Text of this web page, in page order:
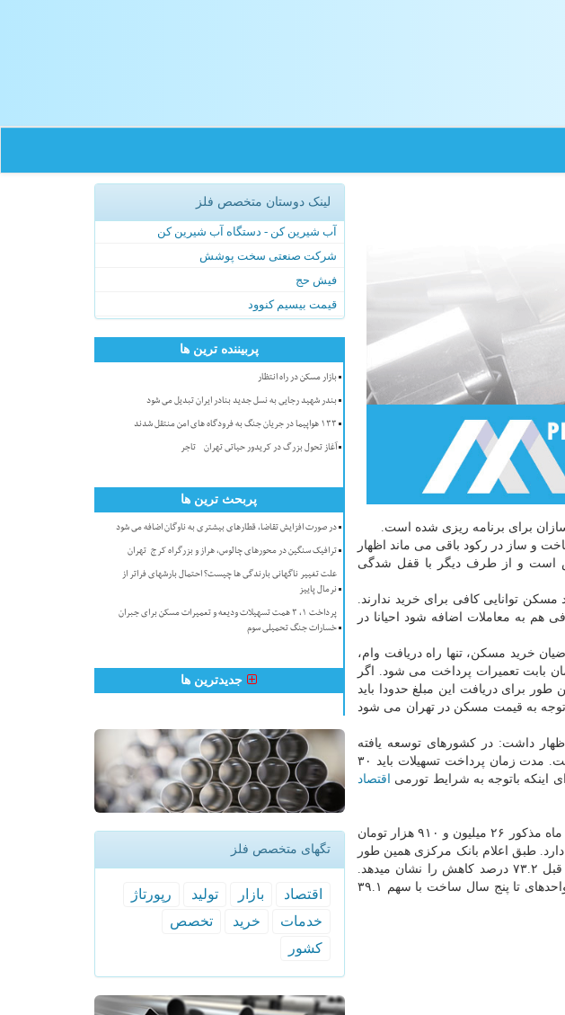
برای برنامه ریزی شده است.
و ساز در رکود باقی می ماند اظهار
است و از طرف دیگر با قفل شدگی
توانایی کافی برای خرید ندارند.
به معاملات اضافه شود احیانا در
خرید مسکن، تنها راه دریافت وام،
که در تهران به هر نفر ۱۰۰ میلیون تومان به اضافه ۴۰ میلیون تومان بابت تعمیرات پرداخت می شود. اگر
می شود. همین طور برای دریافت این مبلغ حدودا باید
را می گیرد که عملا باتوجه به قیمت مسکن در تهران می شود
داشت: در کشورهای توسعه یافته
تسهیلات پرداخت می شود اما الان در ایران قابل اجرا نیست. مدت زمان پرداخت تسهیلات باید ۳۰
اینکه باتوجه به شرایط تورمی
اقتصاد
برمبنای معاملات ماه مذکور ۲۶ میلیون و ۹۱۰ هزار تومان
و ماه مشابه سال قبل ۱.۱ درصد کاهش و ۹۸.۹ درصد افزایش دارد. طبق اعلام بانک مرکزی همین طور
تعداد معاملات انجام شده در آذرماه سال ۱۳۹۹ حدود ۲.۶ هزار فقره بود که نسبت به ماه مشابه سال قبل ۷۳.۲ درصد کاهش را نشان میدهد.
بررسی توزیع تعداد واحدهای مسکونی معامله شده در شهر تهران به تفکیک عمر بنا حاکی از آنست که واحدهای تا پنج سال ساخت با سهم ۳۹.۱
لینک دوستان متخصص فلز
آب شیرین کن - دستگاه آب شیرین کن
شرکت صنعتی سخت پوشش
فیش حج
قیمت بیسیم کنوود
پربیننده ترین ها
بازار مسکن در راه انتظار
بندر شهید رجایی به نسل جدید بنادر ایران تبدیل می شود
۱۳۳ هواپیما در جریان جنگ به فرودگاه های امن منتقل شدند
آغاز تحول بزرگ در کریدور حیاتی تهران - تاجر
پربحث ترین ها
در صورت افزایش تقاضا، قطارهای بیشتری به ناوگان اضافه می شود
ترافیک سنگین در محورهای چالوس، هراز و بزرگراه کرج-تهران
علت تغییر ناگهانی بارندگی ها چیست؟ احتمال بارشهای فراتر از
نرمال پاییز
پرداخت ۱، ۳ همت تسهیلات ودیعه و تعمیرات مسکن برای جبران
خسارات جنگ تحمیلی سوم
جدیدترین ها
تگهای متخصص فلز
اقتصاد بازار تولید
رپورتاژ
خدمات
خرید
تخصص
كشور